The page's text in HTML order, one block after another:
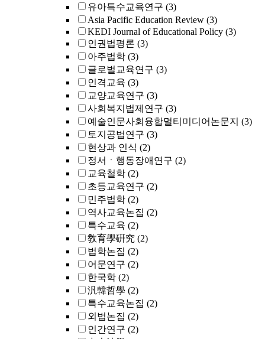
유아특수교육연구 (3)
Asia Pacific Education Review (3)
KEDI Journal of Educational Policy (3)
인권법평론 (3)
아주법학 (3)
글로벌교육연구 (3)
인격교육 (3)
교양교육연구 (3)
사회복지법제연구 (3)
예술인문사회융합멀티미디어논문지 (3)
토지공법연구 (3)
현상과 인식 (2)
정서ㆍ행동장애연구 (2)
교육철학 (2)
초등교육연구 (2)
민주법학 (2)
역사교육논집 (2)
특수교육 (2)
敎育學硏究 (2)
법학논집 (2)
어문연구 (2)
한국학 (2)
汎韓哲學 (2)
특수교육논집 (2)
외법논집 (2)
인간연구 (2)